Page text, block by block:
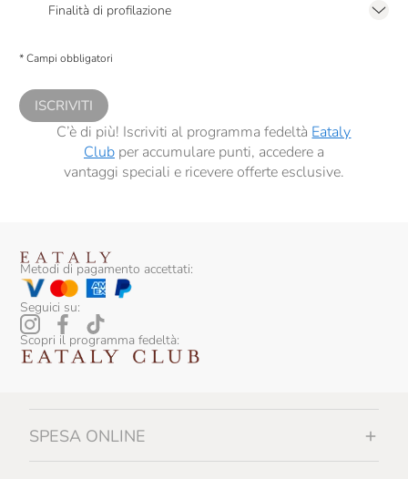
Finalità di profilazione
comunicazioni commerciali personalizzate, in caso di consenso prestato ai
* Campi obbligatori
ISCRIVITI
C’è di più! Iscriviti al programma fedeltà Eataly
Clubper accumulare punti, accedere a
vantaggi speciali e ricevere offerte esclusive.
Metodi di pagamento accettati:
Seguici su:
Scopri il programma fedeltà:
SPESA ONLINE